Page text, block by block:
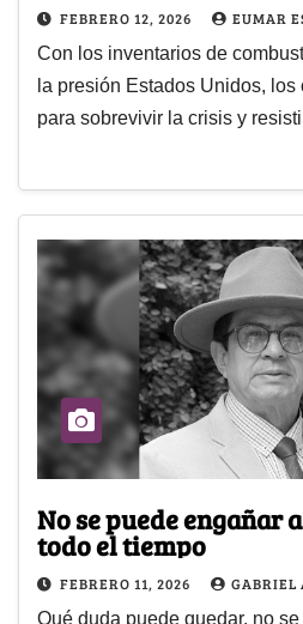
FEBRERO 12, 2026 EUMAR
Con los inventarios de
la presión Estados Unidos,
para sobrevivir la crisis y
No se puede engañar
todo el tiempo
FEBRERO 11, 2026 GABRIEL
Qué duda puede quedar, no